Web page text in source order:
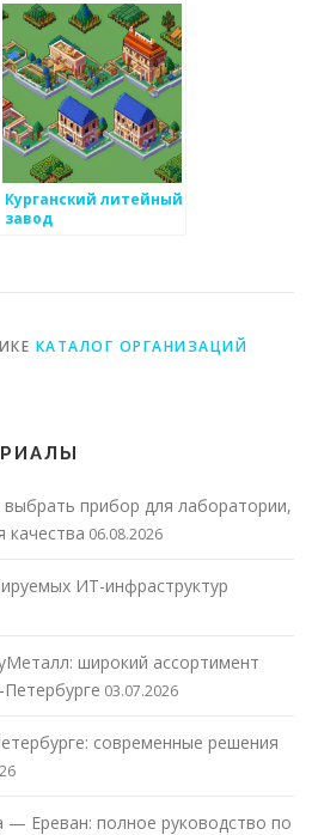
Курганский литейный
завод
КАТАЛОГ ОРГАНИЗАЦИЙ
прибор для лаборатории,
качества 06.08.2026
ИТ-инфраструктур
широкий ассортимент
03.07.2026
современные решения
— Ереван: полное руководство по